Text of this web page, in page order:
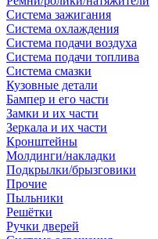
Система зажигания
Система охлаждения
Система подачи воздуха
Система подачи топлива
Система смазки
Кузовные детали
Бампер и его части
Замки и их части
Зеркала и их части
Кронштейны
Молдинги/накладки
Подкрылки/брызговики
Прочие
Пыльники
Решётки
Ручки дверей